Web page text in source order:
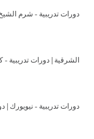
دورات تدريبية - شرم
الشرقية دورات تدريبية -
دورات تدريبية - نيويورك